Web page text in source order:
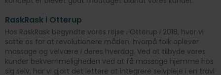
RaskRask i Otterup
Hos RaskRask begyndte vores rejse i Otterup i 2018, hvor vi
satte os for at revolutionere måden, hvorpå folk oplever
massage og velvære i deres hverdag. Ved at tilbyde vores
kunder bekvemmeligheden ved at få massage hjemme hos
sig selv, har vi gjort det lettere at integrere selvpleje i en travl